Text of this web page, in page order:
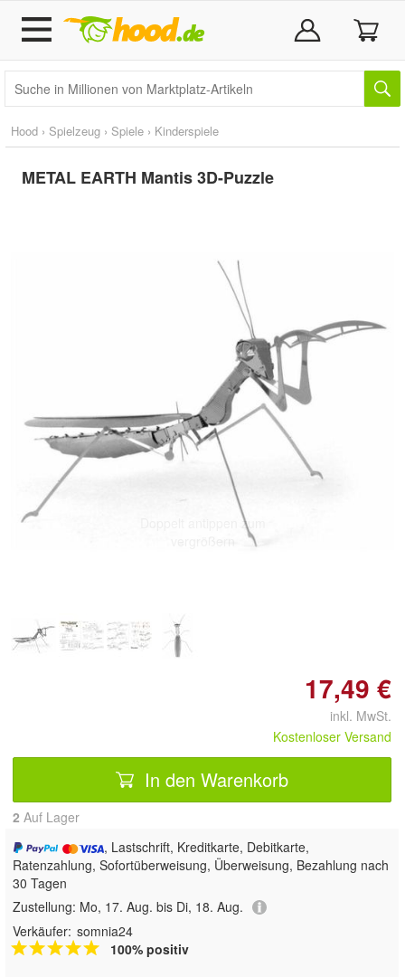
Hood › Spielzeug › Spiele › Kinderspiele
METAL EARTH Mantis 3D-Puzzle
Doppelt antippen zum
17,49 €
inkl. MwSt.
Kostenloser Versand
In den Warenkorb
2 Auf Lager
, Lastschrift, Kreditkarte, Debitkarte,
Ratenzahlung, Sofortüberweisung, Überweisung, Bezahlung nach
30 Tagen
Zustellung: Mo, 17. Aug. bis Di, 18. Aug.
Verkäufer: somnia24
100% positiv